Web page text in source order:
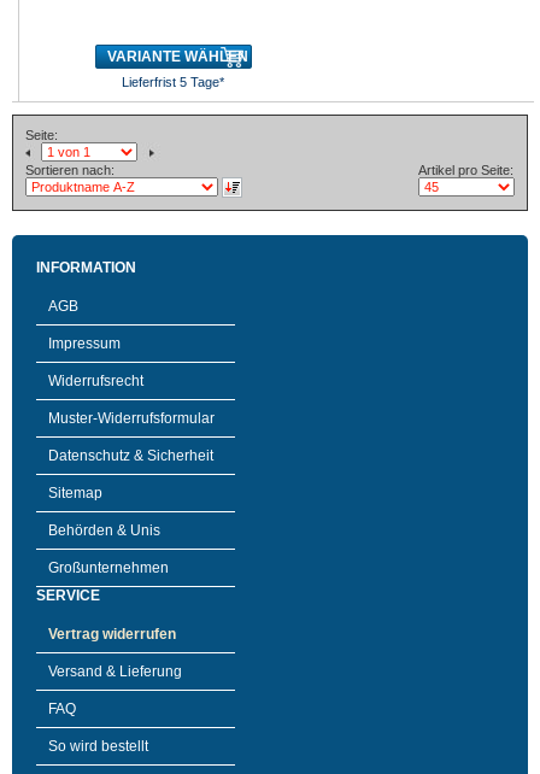
VARIANTE WÄHLEN
Lieferfrist 5 Tage*
Seite:
Sortieren nach: Artikel pro Seite:
INFORMATION
AGB
Impressum
Widerrufsrecht
Muster-Widerrufsformular
Datenschutz & Sicherheit
Sitemap
Behörden & Unis
Großunternehmen
SERVICE
Vertrag widerrufen
Versand & Lieferung
FAQ
So wird bestellt